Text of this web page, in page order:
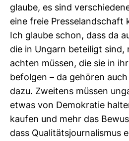
glaube, es sind
eine freie Pres­se­land­schaft
Ich glaube schon, dass da
die in Ungarn betei­ligt sind,
achten müssen, die sie in
befolgen – da gehören
dazu. Zwei­tens müssen
etwas von Demo­kratie
kaufen und mehr das
dass Qua­li­täts­jour­na­lismus